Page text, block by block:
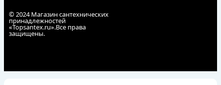
© 2024 Магазин сантехнических
принадлежностей
«Topsantex.ru».Все права
защищены.